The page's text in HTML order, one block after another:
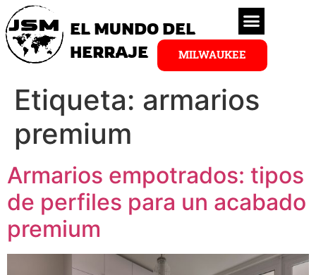
EL MUNDO DEL
HERRAJE
MILWAUKEE
Etiqueta: armarios
premium
Armarios empotrados: tipos
de perfiles para un acabado
premium